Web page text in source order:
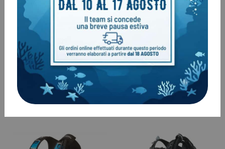
GAV Bella ScubaPro
589,00
GAV Glide ScubaPro
589,00